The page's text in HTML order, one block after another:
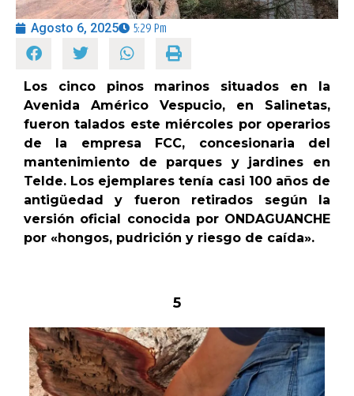
OPINIÓN
PROGRAMAS
Agosto 6, 2025 5:29 Pm
Los cinco pinos marinos situados en la
Avenida Américo Vespucio, en Salinetas,
fueron talados este miércoles por operarios
de la empresa FCC, concesionaria del
mantenimiento de parques y jardines en
Telde. Los ejemplares tenía casi 100 años de
antigüedad y fueron retirados según la
versión oficial conocida por ONDAGUANCHE
por «hongos, pudrición y riesgo de caída».
5